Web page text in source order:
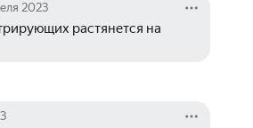
2023
растянется на